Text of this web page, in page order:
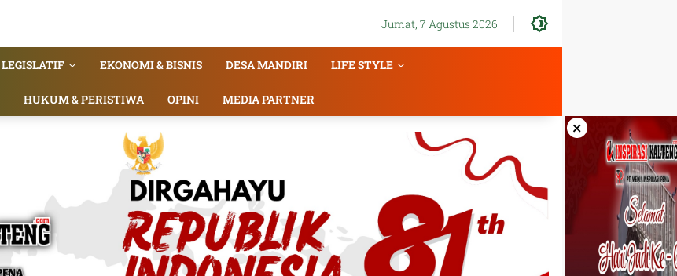
Jumat, 7 Agustus 2026
LEGISLATIF EKONOMI & BISNIS DESA MANDIRI LIFE STYLE
HUKUM & PERISTIWA OPINI MEDIA PARTNER
×